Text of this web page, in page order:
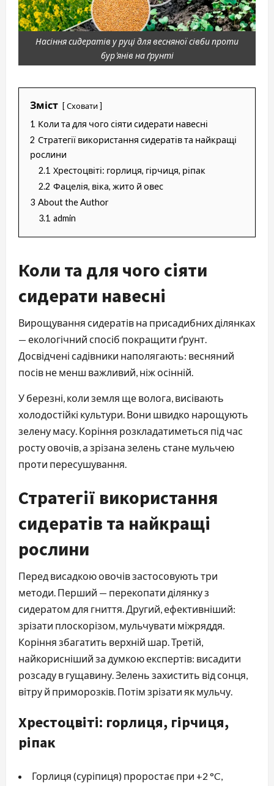
Насіння сидератів у руці для весняної сівби проти
бур’янів на ґрунті
Зміст Сховати
1 Коли та для чого сіяти сидерати навесні
2 Стратегії використання сидератів та найкращі
рослини
2.1 Хрестоцвіті: горлиця, гірчиця, ріпак
2.2 Фацелія, віка, жито й овес
3 About the Author
3.1 admin
Коли та для чого сіяти
сидерати навесні
Вирощування сидератів на присадибних ділянках
— екологічний спосіб покращити ґрунт.
Досвідчені садівники наполягають: весняний
посів не менш важливий, ніж осінній.
У березні, коли земля ще волога, висівають
холодостійкі культури. Вони швидко нарощують
зелену масу. Коріння розкладатиметься під час
росту овочів, а зрізана зелень стане мульчею
проти пересушування.
Стратегії використання
сидератів та найкращі
рослини
Перед висадкою овочів застосовують три
методи. Перший — перекопати ділянку з
сидератом для гниття. Другий, ефективніший:
зрізати плоскорізом, мульчувати міжряддя.
Коріння збагатить верхній шар. Третій,
найкорисніший за думкою експертів: висадити
розсаду в гущавину. Зелень захистить від сонця,
вітру й приморозків. Потім зрізати як мульчу.
Хрестоцвіті: горлиця, гірчиця,
ріпак
Горлиця (суріпиця) проростає при +2 °C,